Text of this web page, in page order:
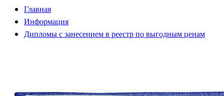
Главная
Информация
Дипломы с занесением в реестр по выгодным ценам